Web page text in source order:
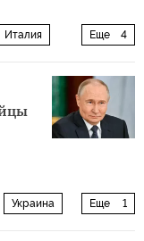
Еще 4
Италия
Еще 1
Украина